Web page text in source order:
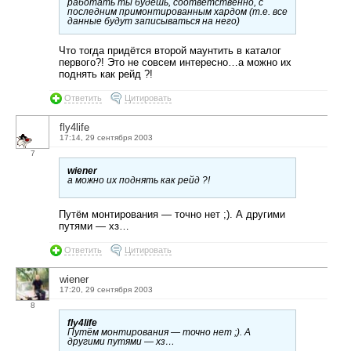
работать ты будешь, соответственно, с
последним примонтированным хардом (т.е. все
данные будут записываться на него)
Что тогда придётся второй маунтить в каталог
первого?! Это не совсем интересно…а можно их
поднять как рейд ?!
Ответить Цитировать
7
fly4life
17:14, 29 сентября 2003
wiener
а можно их поднять как рейд ?!
Путём монтирования — точно нет ;). А другими
путями — хз…
Ответить Цитировать
8
wiener
17:20, 29 сентября 2003
fly4life
Путём монтирования — точно нет ;). А
другими путями — хз…